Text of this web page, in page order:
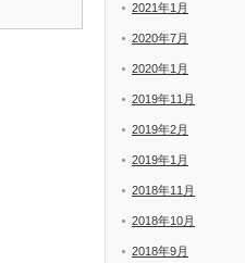
2021年1月
2020年7月
2020年1月
2019年11月
2019年2月
2019年1月
2018年11月
2018年10月
2018年9月